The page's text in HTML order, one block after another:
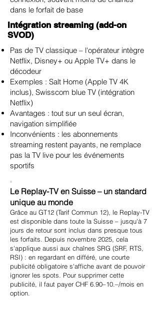
dans le forfait de base
Intégration streaming (add-on
SVOD)
Pas de TV classique – l'opérateur intègre
Netflix, Disney+ ou Apple TV+ dans le
décodeur
Exemples : Salt Home (Apple TV 4K
inclus), Swisscom blue TV (intégration
Netflix)
Avantages : tout sur un seul écran,
navigation simplifiée
Inconvénients : les abonnements
streaming restent payants, ne remplace
pas la TV live pour les événements
sportifs
Le Replay-TV en Suisse – un standard
unique au monde
Grâce au GT12 (Tarif Commun 12), le Replay-TV
est disponible dans toute la Suisse – jusqu'à 7
jours de retour sont inclus dans presque tous
les forfaits. Depuis novembre 2025, cela
s'applique aussi aux chaînes SRG (SRF, RTS,
RSI) : en regardant en différé, une courte
publicité obligatoire s'affiche avant de pouvoir
ignorer les spots. Pour supprimer cette
publicité, il faut payer CHF 6.90–10.–/mois en
option.